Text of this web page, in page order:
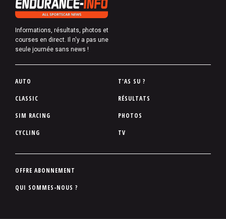
Informations, résultats, photos et
courses en direct. Il n'y a pas une
seule journée sans news !
P
d
d
p
e
AUTO
CLASSIC
SIM RACING
CYCLING
T'AS SU ?
RÉSULTATS
PHOTOS
TV
P
OFFRE ABONNEMENT
QUI SOMMES-NOUS ?